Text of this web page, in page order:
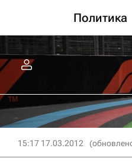
Политика
15:17 17.03.2012